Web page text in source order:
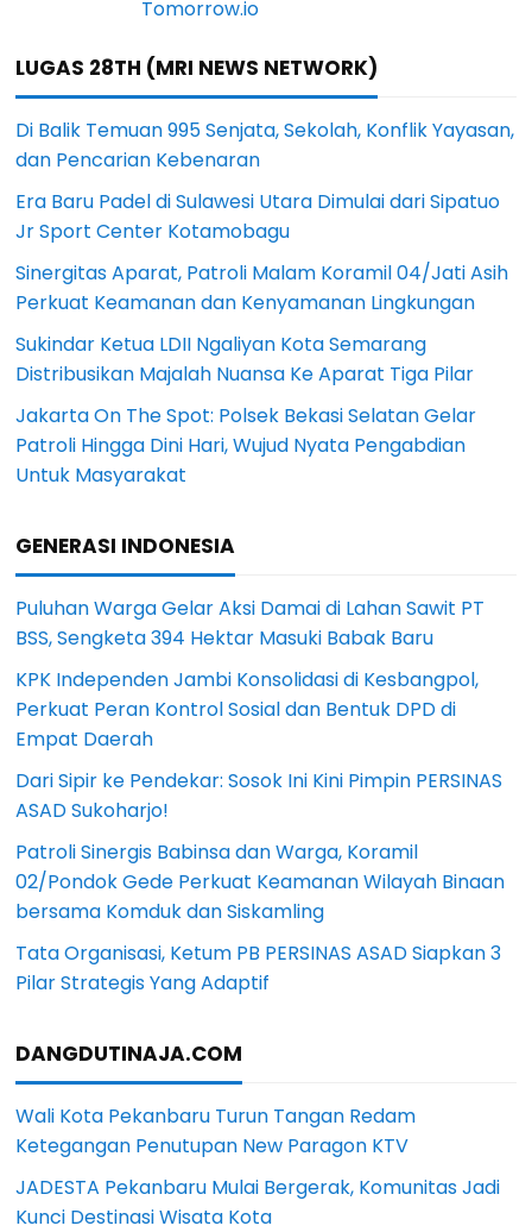
LUGAS 28TH (MRI NEWS NETWORK)
Di Balik Temuan 995 Senjata, Sekolah, Konflik Yayasan,
dan Pencarian Kebenaran
Era Baru Padel di Sulawesi Utara Dimulai dari Sipatuo
Jr Sport Center Kotamobagu
Sinergitas Aparat, Patroli Malam Koramil 04/Jati Asih
Perkuat Keamanan dan Kenyamanan Lingkungan
Sukindar Ketua LDII Ngaliyan Kota Semarang
Distribusikan Majalah Nuansa Ke Aparat Tiga Pilar
Jakarta On The Spot: Polsek Bekasi Selatan Gelar
Patroli Hingga Dini Hari, Wujud Nyata Pengabdian
Untuk Masyarakat
GENERASI INDONESIA
Puluhan Warga Gelar Aksi Damai di Lahan Sawit PT
BSS, Sengketa 394 Hektar Masuki Babak Baru
KPK Independen Jambi Konsolidasi di Kesbangpol,
Perkuat Peran Kontrol Sosial dan Bentuk DPD di
Empat Daerah
Dari Sipir ke Pendekar: Sosok Ini Kini Pimpin PERSINAS
ASAD Sukoharjo!
Patroli Sinergis Babinsa dan Warga, Koramil
02/Pondok Gede Perkuat Keamanan Wilayah Binaan
bersama Komduk dan Siskamling
Tata Organisasi, Ketum PB PERSINAS ASAD Siapkan 3
Pilar Strategis Yang Adaptif
DANGDUTINAJA.COM
Wali Kota Pekanbaru Turun Tangan Redam
Ketegangan Penutupan New Paragon KTV
JADESTA Pekanbaru Mulai Bergerak, Komunitas Jadi
Kunci Destinasi Wisata Kota